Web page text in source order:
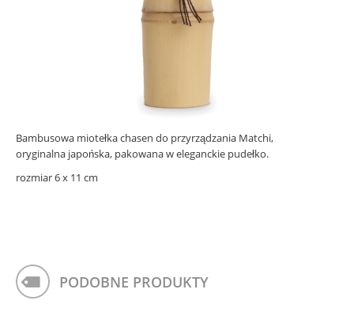
Bambusowa miotełka chasen do przyrządzania Matchi,
oryginalna japońska, pakowana w eleganckie pudełko.
rozmiar 6 x 11 cm
PODOBNE PRODUKTY